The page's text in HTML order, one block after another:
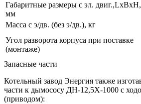
Габаритные размеры с эл. двиг.,LxBxH,
мм
Масса с э/дв. (без э/дв.), кг
Угол разворота корпуса при поставке
(монтаже)
Запасные части
Котельный завод Энергия также
части к дымососу ДН-12,5Х-1000 с
(приводом):